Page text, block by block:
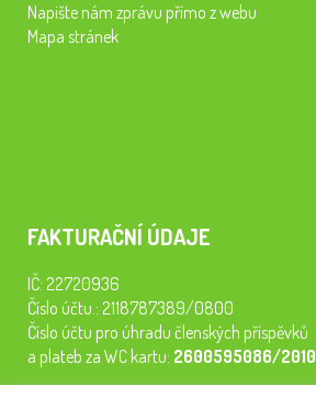
Napište nám zprávu přímo z webu
Mapa stránek
FAKTURAČNÍ ÚDAJE
IČ: 22720936
Číslo účtu.: 2118787389/0800
Číslo účtu pro úhradu členských příspěvků
a plateb za WC kartu: 2600595086/2010